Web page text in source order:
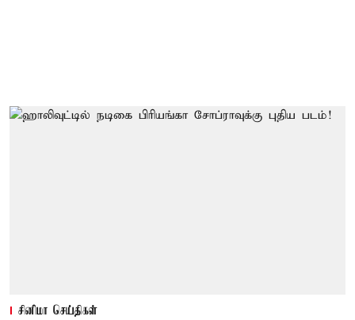
சினிமா செய்திகள்